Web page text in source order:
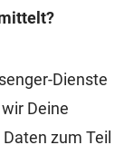
Dienste
Deine
zum Teil